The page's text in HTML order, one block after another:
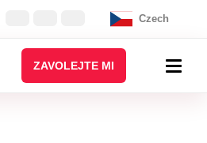
Czech
ZAVOLEJTE MI